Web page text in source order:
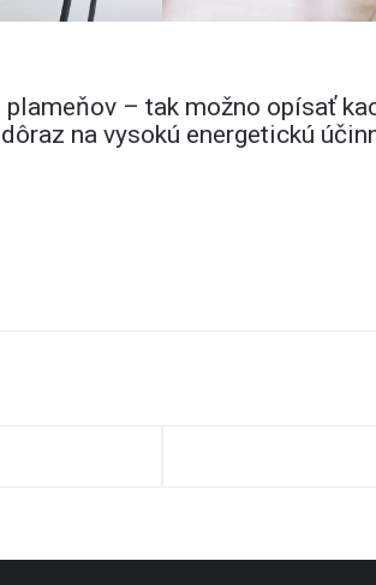
– tak možno opísať
na vysokú energetickú